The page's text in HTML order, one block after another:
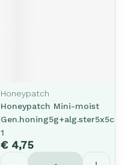
Honeypatch
Honeypatch Mini-moist
Gen.honing5g+alg.ster5x5cm
1
€ 4,75
Aantal